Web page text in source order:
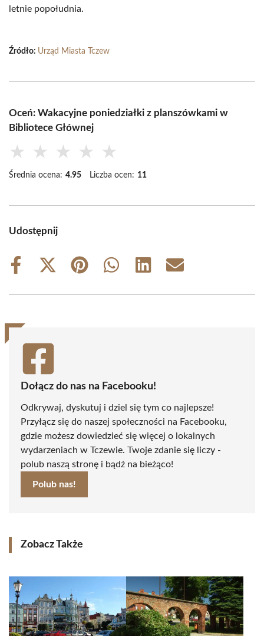
letnie popołudnia.
Źródło: Urząd Miasta Tczew
Oceń: Wakacyjne poniedziałki z planszówkami w
Bibliotece Głównej
★ ★ ★ ★ ★
Średnia ocena: 4.95 Liczba ocen: 11
Udostępnij
Share
Share
(Twitter)
Share
Share
Share
Share
Dołącz do nas na Facebooku!
Odkrywaj, dyskutuj i dziel się tym co najlepsze!
Przyłącz się do naszej społeczności na Facebooku,
gdzie możesz dowiedzieć się więcej o lokalnych
wydarzeniach w Tczewie. Twoje zdanie się liczy -
polub naszą stronę i bądź na bieżąco!
Polub nas!
Zobacz Także